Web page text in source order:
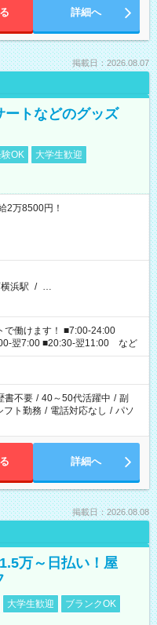
詳細へ
掲載日：2026.08.07
ートなどのグッズ
OK
大学生歓迎
2万8500円！
浜駅 / …
で働けます！ ■7:00-24:00
翌7:00 ■20:30-翌11:00 など
書不要 / 40～50代活躍中 / 副
フト勤務 / 電話対応なし / パソ
詳細へ
掲載日：2026.08.08
万～日払い！屋
大学生歓迎
ブランクOK